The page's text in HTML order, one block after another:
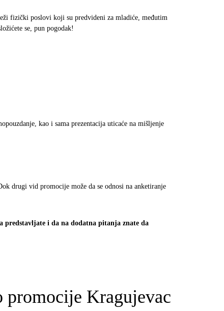
fizički poslovi koji su predvideni za mladiće, međutim
se, pun pogodak!
kao i sama prezentacija uticaće na mišljenje
drugi vid promocije može da se odnosi na anketiranje
predstavljate i da na dodatna pitanja znate da
promocije Kragujevac